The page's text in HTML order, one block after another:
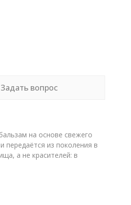
Задать вопрос
на основе свежего
передаётся из поколения в
а не красителей: в